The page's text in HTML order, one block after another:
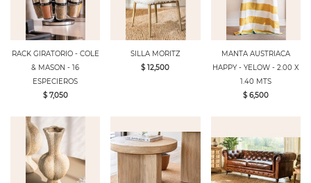
RACK GIRATORIO - COLE
& MASON - 16
ESPECIEROS
$ 7,050
SILLA MORITZ
$ 12,500
MANTA AUSTRIACA
HAPPY - YELOW - 2.00 X
1.40 MTS
$ 6,500